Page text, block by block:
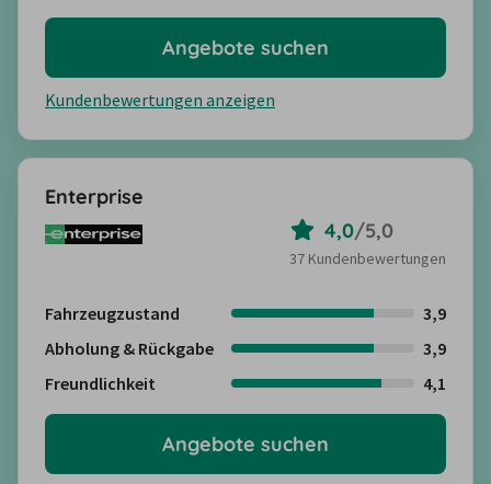
Kundenbewertungen anzeigen
Angebote suchen
Enterprise
4,0/5,0
37 Kundenbewertungen
Fahrzeugzustand
3,9
Abholung & Rückgabe
3,9
Freundlichkeit
4,1
Angebote suchen